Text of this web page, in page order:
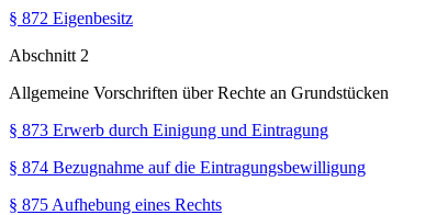
§ 872 Eigenbesitz
Abschnitt 2
Allgemeine Vorschriften über Rechte an Grundstücken
§ 873 Erwerb durch Einigung und Eintragung
§ 874 Bezugnahme auf die Eintragungsbewilligung
§ 875 Aufhebung eines Rechts